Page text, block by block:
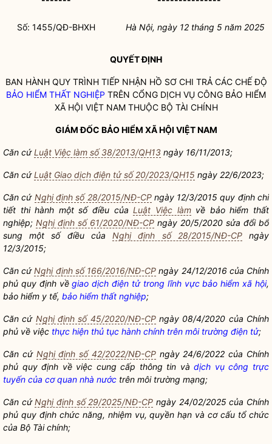
Số: 1455/QĐ-BHXH Hà Nội, ngày 12 tháng 5 năm 2025
QUYẾT ĐỊNH
BAN HÀNH QUY TRÌNH TIẾP NHẬN HỒ SƠ CHI TRẢ CÁC CHẾ ĐỘ
BẢO HIỂM THẤT NGHIỆP TRÊN CỔNG DỊCH VỤ CÔNG BẢO HIỂM
XÃ HỘI VIỆT NAM THUỘC BỘ TÀI CHÍNH
GIÁM ĐỐC BẢO HIỂM XÃ HỘI VIỆT NAM
Căn cứLuật Việc làm số 38/2013/QH13 ngày 16/11/2013;
Căn cứLuật Giao dịch điện tử số 20/2023/QH15 ngày 22/6/2023;
Căn cứ Nghị định số 28/2015/NĐ-CPngày 12/3/2015 quy định chi
tiết thi hành một số điều củaLuật Việc làmvề bảo hiểm thất
nghiệp; Nghị định số 61/2020/NĐ-CP ngày 20/5/2020 sửa đổi bổ
sung một số điều củaNghị định số 28/2015/NĐ-CPngày
12/3/2015;
Căn cứNghị định số 166/2016/NĐ-CP ngày 24/12/2016 của Chính
phủ quy định vềgiao dịch điện tử trong lĩnh vực bảo hiểm xã hội,
bảo hiểm y tế, bảo hiểm thất nghiệp;
Căn cứ Nghị định số 45/2020/NĐ-CPngày 08/4/2020 của Chính
phủ về việc thực hiện thủ tục hành chính trên môi trường điện tử;
Căn cứ Nghị định số 42/2022/NĐ-CPngày 24/6/2022 của Chính
phủ quy định về việc cung cấp thông tin vàdịch vụ công trực
tuyến của cơ quan nhà nước trên môi trường mạng;
Căn cứNghị định số 29/2025/NĐ-CP ngày 24/02/2025 của Chính
phủ quy định chức năng, nhiệm vụ,quyền hạn và cơ cấu tổ chức
của Bộ Tài chính;